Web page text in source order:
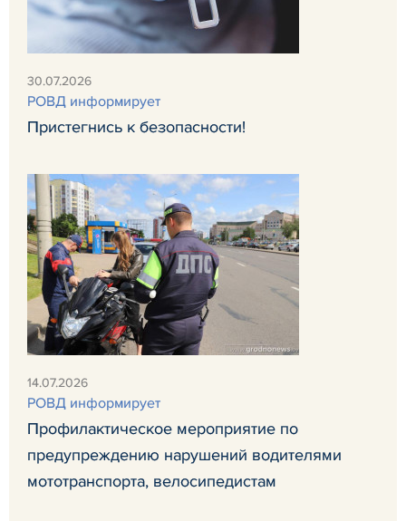
30.07.2026
РОВД информирует
Пристегнись к безопасности!
14.07.2026
РОВД информирует
Профилактическое мероприятие по
предупреждению нарушений водителями
мототранспорта, велосипедистам